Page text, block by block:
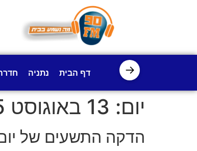
→ דף הבית נתניה
יום: 13 באוגוסט 2025
הדקה התשעים של